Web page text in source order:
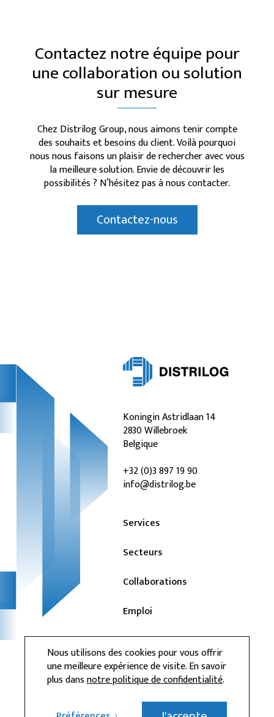
Nous utilisons des cookies pour vous offrir
une meilleure expérience de visite. En savoir
plus dansnotre politique de confidentialité.
Contactez notre équipe pour
une collaboration ou solution
sur mesure
Chez Distrilog Group, nous aimons tenir compte
des souhaits et besoins du client. Voilà pourquoi
nous nous faisons un plaisir de rechercher avec vous
la meilleure solution. Envie de découvrir les
possibilités ? N’hésitez pas à nous contacter.
Contactez-nous
Koningin Astridlaan 14
2830 Willebroek
Belgique
+32 (0)3 897 19 90
info@distrilog.be
Services
Secteurs
Collaborations
Emploi
Actualités
Contact
Privacy